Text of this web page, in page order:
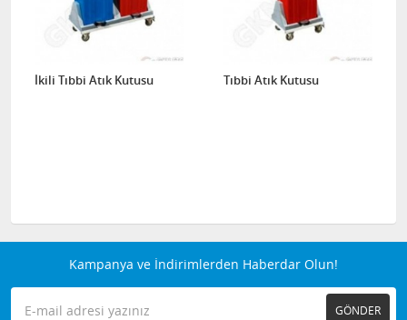
İkili Tıbbi Atık Kutusu Tıbbi Atık Kutusu
Kampanya ve İndirimlerden Haberdar Olun!
GÖNDER